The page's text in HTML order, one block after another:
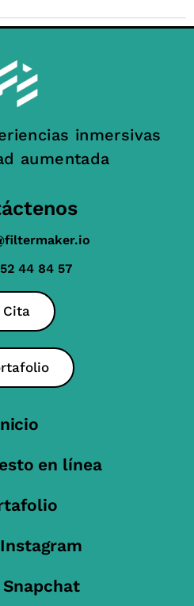
inmersivas
aumentada
44 84 57
Cita
en línea